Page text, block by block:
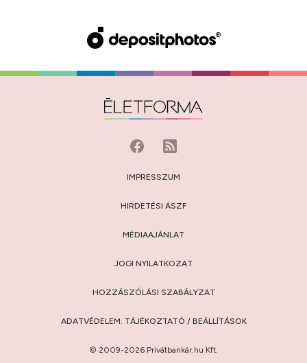
IMPRESSZUM
HIRDETÉSI ÁSZF
MÉDIAAJÁNLAT
JOGI NYILATKOZAT
HOZZÁSZÓLÁSI SZABÁLYZAT
ADATVÉDELEM: TÁJÉKOZTATÓ / BEÁLLÍTÁSOK
© 2009-2026 Privátbankár.hu Kft.